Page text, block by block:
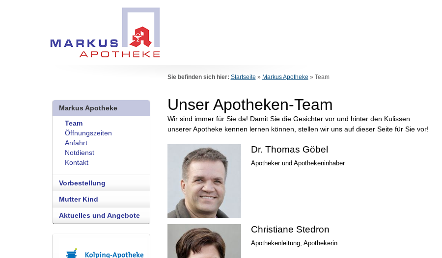
Markus Apotheke
Team
Öffnungszeiten
Anfahrt
Notdienst
Kontakt
Vorbestellung
Mutter Kind
Aktuelles und Angebote
Sie befinden sich hier: Startseite » Markus Apotheke » Team
Unser Apotheken-Team
Wir sind immer für Sie da! Damit Sie die Gesichter vor und hinter den Kulissen
unserer Apotheke kennen lernen können, stellen wir uns auf dieser Seite für Sie vor!
Dr. Thomas Göbel
Apotheker und Apothekeninhaber
Christiane Stedron
Apothekenleitung, Apothekerin